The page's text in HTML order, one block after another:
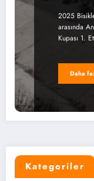
2025
arasında
Kupası 1.
Daha
Kategoriler